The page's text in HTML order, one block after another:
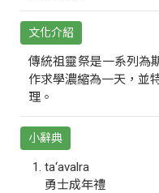
文化介紹
傳統祖靈祭是一系列為
作求學濃縮為一天，並
理。
小辭典
ta‘avalra
勇士成年禮